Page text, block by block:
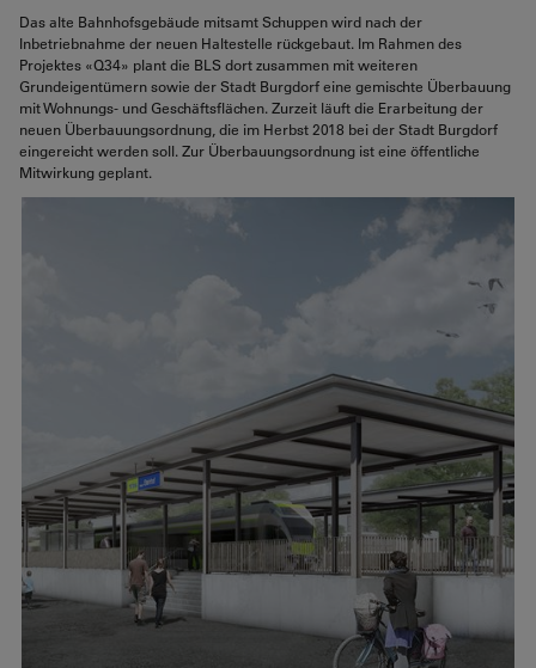
Das alte Bahnhofsgebäude mitsamt Schuppen wird nach der
Inbetriebnahme der neuen Haltestelle rückgebaut. Im Rahmen des
Projektes «Q34» plant die BLS dort zusammen mit weiteren
Grundeigentümern sowie der Stadt Burgdorf eine gemischte Überbauung
mit Wohnungs- und Geschäftsflächen. Zurzeit läuft die Erarbeitung der
neuen Überbauungsordnung, die im Herbst 2018 bei der Stadt Burgdorf
eingereicht werden soll. Zur Überbauungsordnung ist eine öffentliche
Mitwirkung geplant.